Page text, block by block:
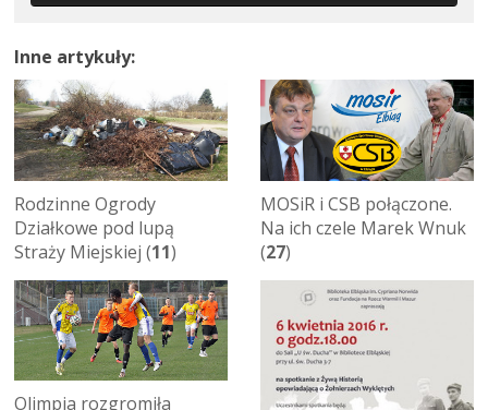
Inne artykuły:
Rodzinne Ogrody
Działkowe pod lupą
Straży Miejskiej (11)
MOSiR i CSB połączone.
Na ich czele Marek Wnuk
(27)
Olimpia rozgromiła